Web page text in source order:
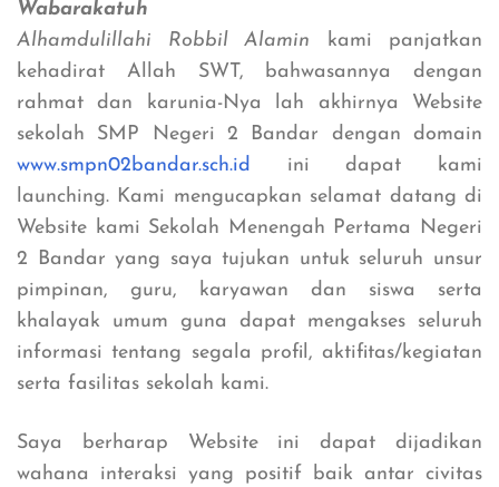
Wabarakatuh
Alhamdulillahi Robbil Alamin kami panjatkan
kehadirat Allah SWT, bahwasannya dengan
rahmat dan karunia-Nya lah akhirnya Website
sekolah SMP Negeri 2 Bandar dengan domain
www.smpn02bandar.sch.id ini dapat kami
launching. Kami mengucapkan selamat datang di
Website kami Sekolah Menengah Pertama Negeri
2 Bandar yang saya tujukan untuk seluruh unsur
pimpinan, guru, karyawan dan siswa serta
khalayak umum guna dapat mengakses seluruh
informasi tentang segala profil, aktifitas/kegiatan
serta fasilitas sekolah kami.
Saya berharap Website ini dapat dijadikan
wahana interaksi yang positif baik antar civitas